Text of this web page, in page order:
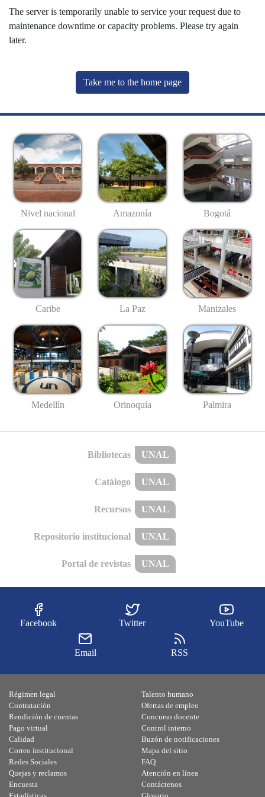
The server is temporarily unable to service your request due to
maintenance downtime or capacity problems. Please try again
later.
Take me to the home page
Nivel nacional Amazonía Bogotá
Caribe La Paz Manizales
Medellín Orinoquía Palmira
Bibliotecas UNAL
Catálogo UNAL
Recursos UNAL
Repositorio institucional UNAL
Portal de revistas UNAL
Facebook Twitter YouTube
Email RSS
Régimen legal
Contratación
Rendición de cuentas
Pago virtual
Calidad
Talento humano
Ofertas de empleo
Concurso docente
Control interno
Buzón de notificaciones
Correo institucional
Redes Sociales
Quejas y reclamos
Encuesta
Mapa del sitio
FAQ
Atención en línea
Contáctenos